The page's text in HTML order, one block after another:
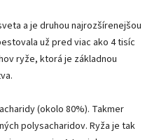
a je druhou najrozšírenejšou
už pred viac ako 4 tisíc
ryže, ktorá je základnou
(okolo 80%). Takmer
polysacharidov. Ryža je tak